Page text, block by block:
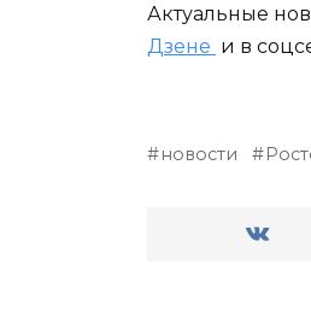
Актуальные
Дзене и в
новости